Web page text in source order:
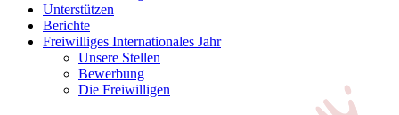
Unterstützen
Berichte
Freiwilliges Internationales Jahr
Unsere Stellen
Bewerbung
Die Freiwilligen